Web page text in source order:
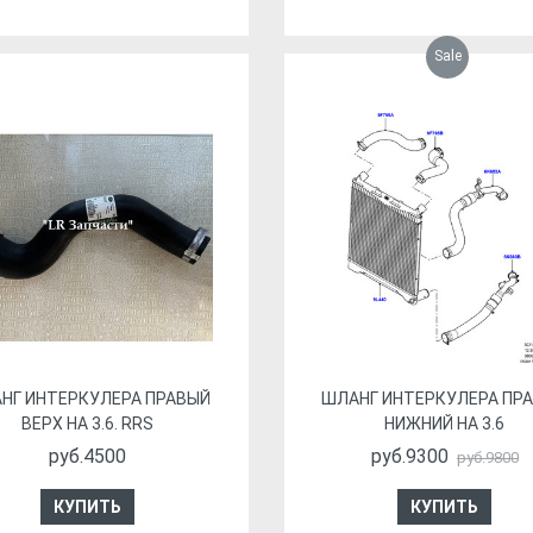
ИНТЕРКУЛЕРА ПРАВЫЙ
ВЕРХ НА 3.6. RRS
руб.4500
КУПИТЬ
Sale
ШЛАНГ ИНТЕРКУЛЕРА
НИЖНИЙ НА 3.6
руб.9300 руб.9800
КУПИТЬ